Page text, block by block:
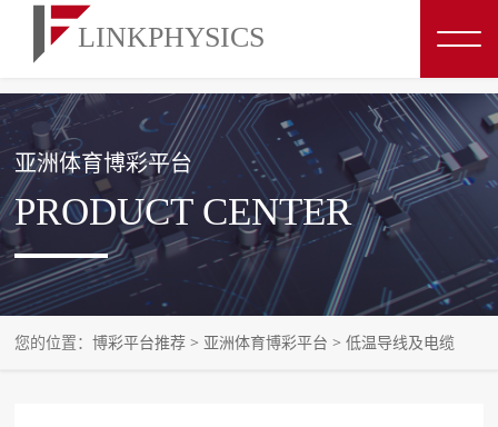
博彩平台推荐
亚洲体育博彩平台
PRODUCT CENTER
您的位置：博彩平台推荐 > 亚洲体育博彩平台 >低温导线及电缆